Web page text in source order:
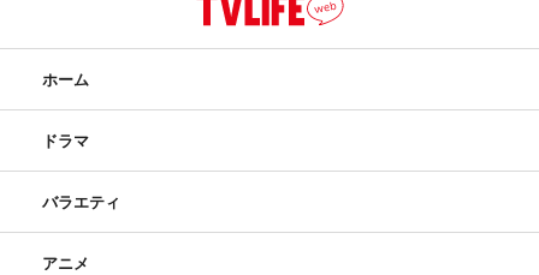
ホーム
ドラマ
バラエティ
アニメ